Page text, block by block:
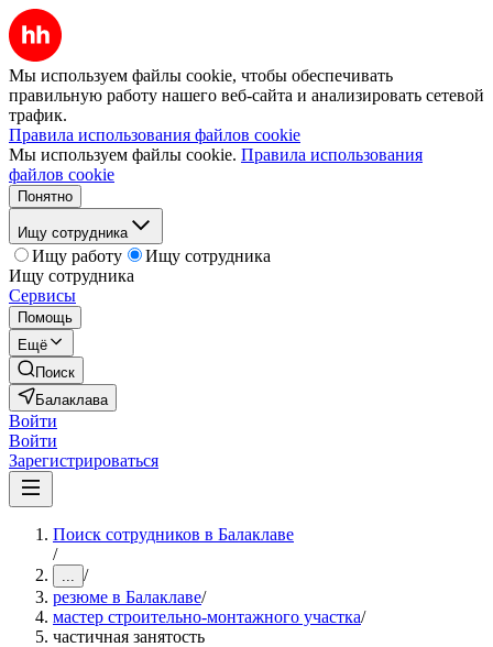
Мы используем файлы cookie, чтобы обеспечивать
правильную работу нашего веб-сайта и анализировать сетевой
трафик.
Правила использования файлов cookie
Мы используем файлы cookie. Правила использования
файлов cookie
Понятно
Ищу сотрудника
Ищу работу
Ищу сотрудника
Ищу сотрудника
Сервисы
Помощь
Ещё
Поиск
Балаклава
Войти
Войти
Зарегистрироваться
Поиск сотрудников в Балаклаве
/
... /
резюме в Балаклаве/
мастер строительно-монтажного участка/
частичная занятость